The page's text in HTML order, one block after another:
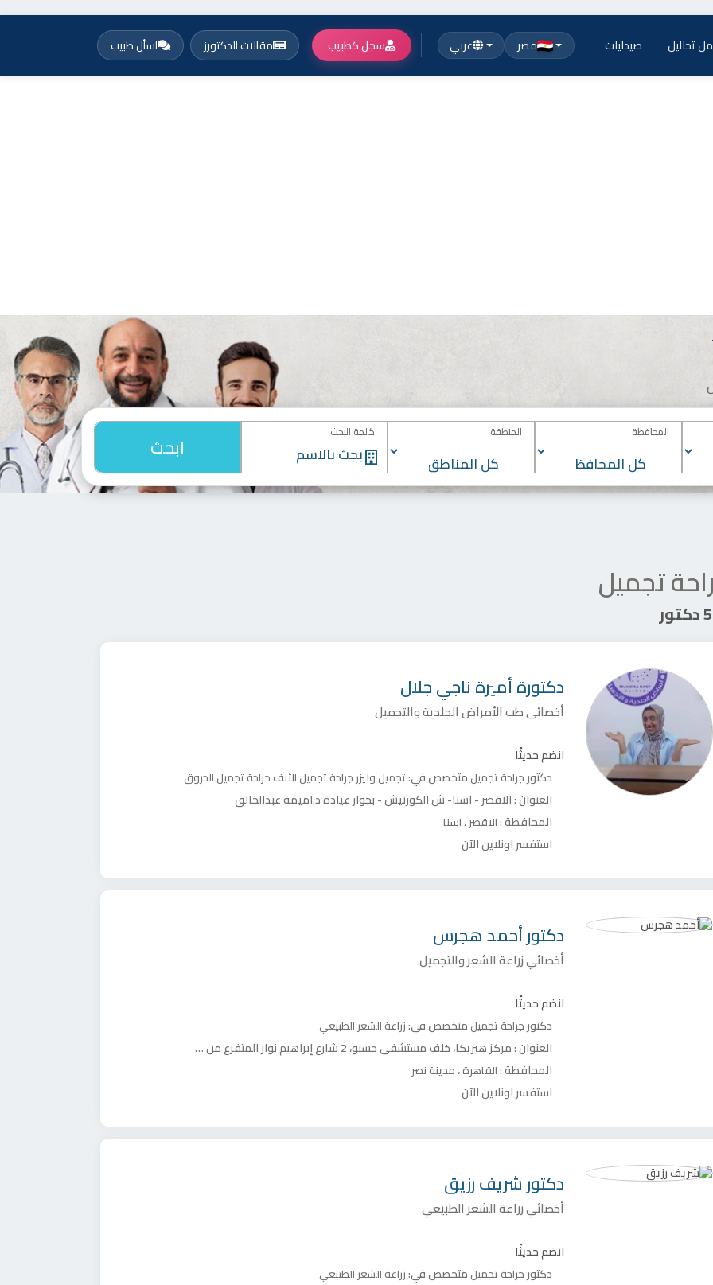
تحاليل صيدليات اسأل طبيب مقالات الدكتورز سجل كطبيب عربي مصر
المحافظة المنطقة كلمة البحث ابحث
تجميل
دكتورةأميرة ناجي جلال
أخصائى طب الأمراض الجلدية والتجميل
انضم حديثًا
دكتور جراحة تجميل متخصص في:تجميل وليزر جراحة تجميل الأنف جراحة تجميل الحروق
العنوان :الاقصر - اسنا- ش الكورنيش - بجوار عيادة د.اميمة عبدالخالق
المحافظة :الاقصر،اسنا
استفسر اونلاين الآن
دكتورأحمد هجرس
أخصائي زراعة الشعر والتجميل
انضم حديثًا
دكتور جراحة تجميل متخصص في:زراعة الشعر الطبيعي
العنوان :مركز هيريكا، خلف مستشفى حسبو، 2 شارع إبراهيم نوار المتفرع من شارع حافظ رمضان، مدينة نصر، القاهرة، مصر.
المحافظة :القاهرة،مدينة نصر
استفسر اونلاين الآن
دكتورشريف رزيق
أخصائي زراعة الشعر الطبيعي
انضم حديثًا
دكتور جراحة تجميل متخصص في:زراعة الشعر الطبيعي